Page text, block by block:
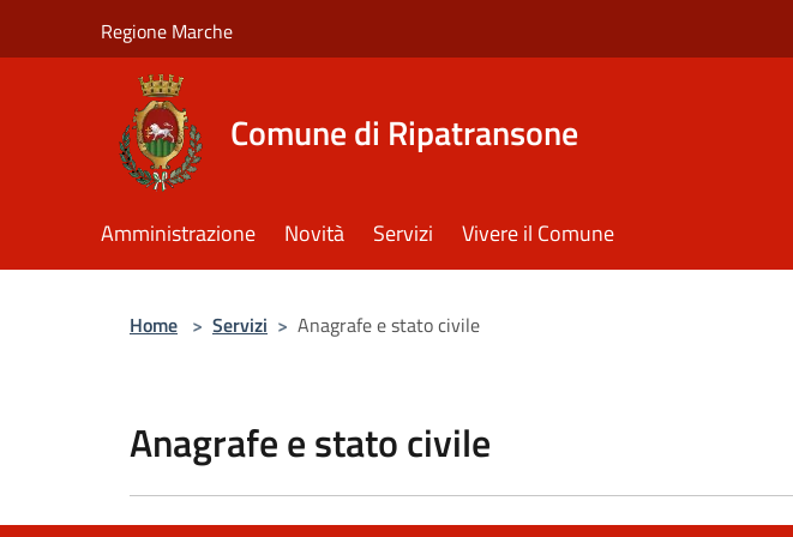
Regione Marche
Comune di Ripatransone
Amministrazione Novità Servizi Vivere il Comune
Home > Servizi > Anagrafe e stato civile
Anagrafe e stato civile